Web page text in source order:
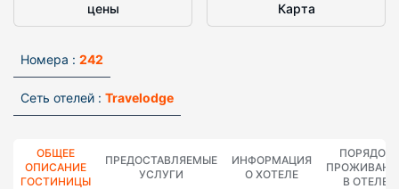
цены Карта
Номера : 242
Сеть отелей : Travelodge
ОБЩЕЕ
ОПИСАНИЕ
ГОСТИНИЦЫ
ПРЕДОСТАВЛЯЕМЫЕ
УСЛУГИ
ИНФОРМАЦИЯ
О ХОТЕЛЕ
ПОРЯДОК
В ОТЕЛЕ